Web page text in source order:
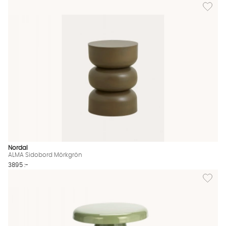
Lägg
Nordal
ALMA Sidobord Mörkgrön
3895 :-
Lägg